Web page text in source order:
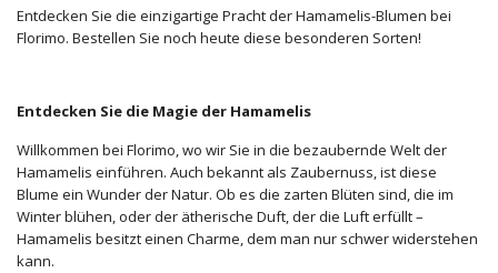
Entdecken Sie die einzigartige Pracht der Hamamelis-Blumen bei
Florimo. Bestellen Sie noch heute diese besonderen Sorten!
Entdecken Sie die Magie der Hamamelis
Willkommen bei Florimo, wo wir Sie in die bezaubernde Welt der
Hamamelis einführen. Auch bekannt als Zaubernuss, ist diese
Blume ein Wunder der Natur. Ob es die zarten Blüten sind, die im
Winter blühen, oder der ätherische Duft, der die Luft erfüllt –
Hamamelis besitzt einen Charme, dem man nur schwer widerstehen
kann.